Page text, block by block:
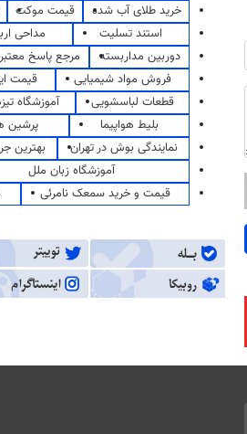
خرید طلای آب شده
قیمت موکت
استند تسلیت
مداحی
دوربین مداربسته
مرجع پاسخ
فروش مواد شیمیایی
قیمت
قطعات لباسشویی
آموزشگاه
بلیط هواپیما
پرشین
نمایندگی بوش در تهران
بهترین
آموزشگاه زبان ملل
قیمت و خرید سمعک نامرئی